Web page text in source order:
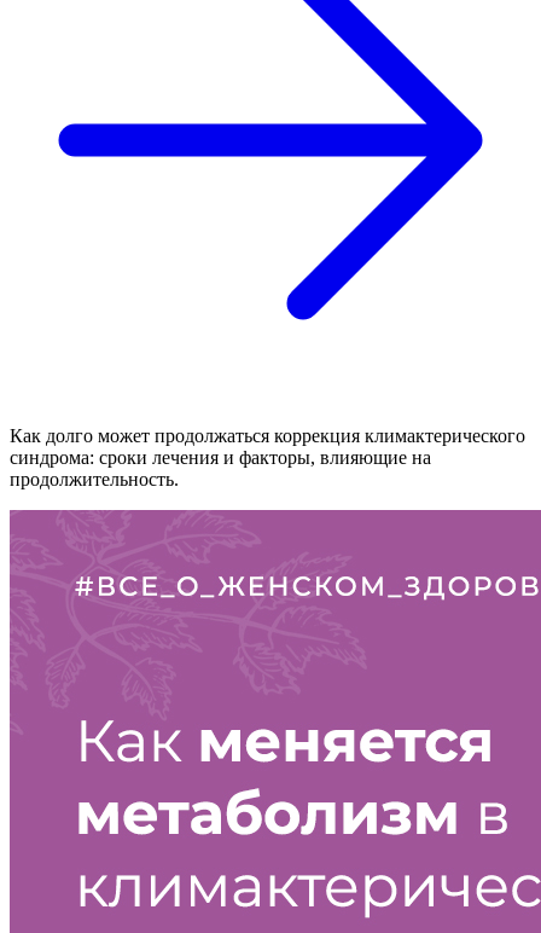
Как долго может продолжаться коррекция климактерического
синдрома: сроки лечения и факторы, влияющие на
продолжительность.